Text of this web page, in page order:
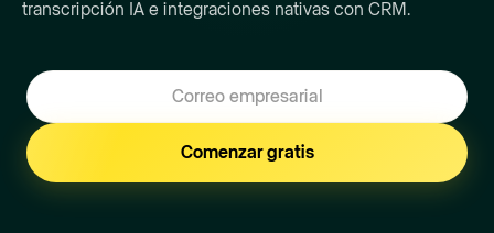
transcripción IA e integraciones nativas con CRM.